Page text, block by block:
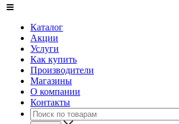
Каталог
Акции
Услуги
Как купить
Производители
Магазины
О компании
Контакты